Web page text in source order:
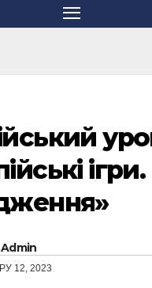
ігри.
Admin
12, 2023